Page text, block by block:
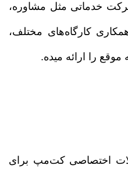
خدماتی مثل مشاوره،
کارگاه‌های مختلف،
را ارائه میده.
اختصاصی کت‌مپ برای